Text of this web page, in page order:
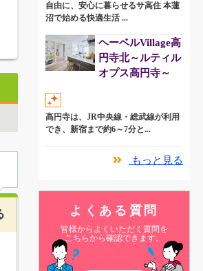
自由に、安心に暮らせるサ高住 本蓮
沼で始める快適生活 ...
ヘーベルVillage高
円寺北～ルティル
オプス高円寺～
高円寺は、JR中央線・総武線が利用
でき、新宿まで約6～7分と...
もっと見る
よくある質問
皆様からよくいただく質問を
こちらから確認できます。